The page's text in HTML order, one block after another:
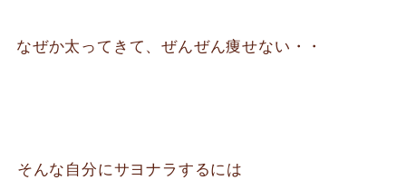
なぜか太ってきて、ぜんぜん痩せない・・
⁡そんな自分にサヨナラするには